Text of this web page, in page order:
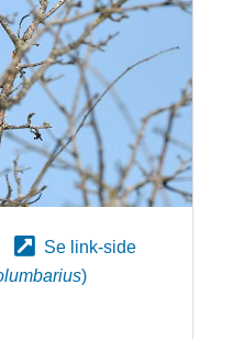
Se link-side
)